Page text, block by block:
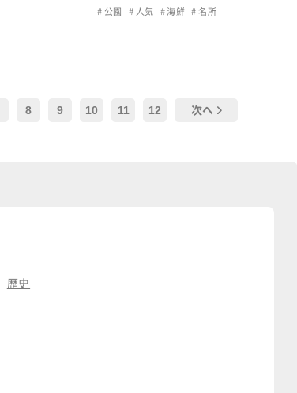
K 公園 人気 海鮮 名所
8 9 10 11 12 次へ
歴史